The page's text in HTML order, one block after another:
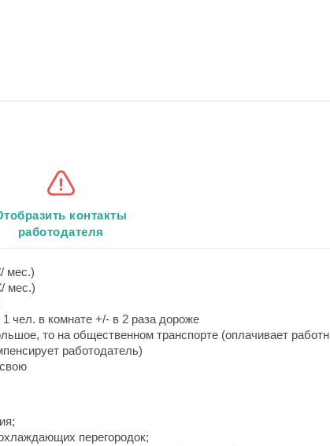
контакты
работодателя
мес.)
мес.)
чел. в комнате +/- в 2 раза дороже
то на общественном транспорте (оплачивает
работодатель)
перегородок;